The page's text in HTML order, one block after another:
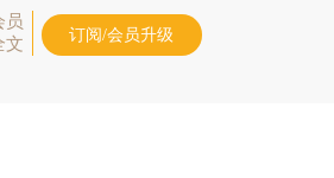
员
文
订阅/会员升级